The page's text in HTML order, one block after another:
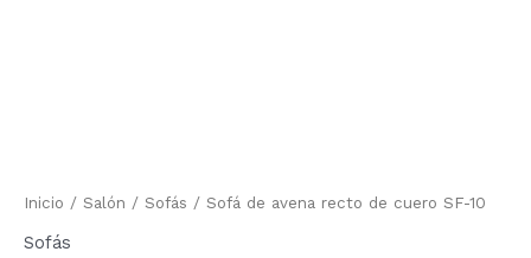
Inicio / Salón / Sofás / Sofá de avena recto de cuero SF-10
Sofás